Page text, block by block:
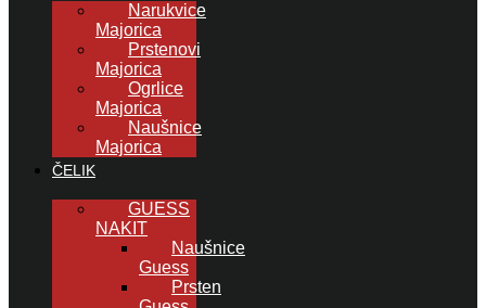
Narukvice
Majorica
Prstenovi
Majorica
Ogrlice
Majorica
Naušnice
Majorica
ČELIK
GUESS
NAKIT
Naušnice
Guess
Prsten